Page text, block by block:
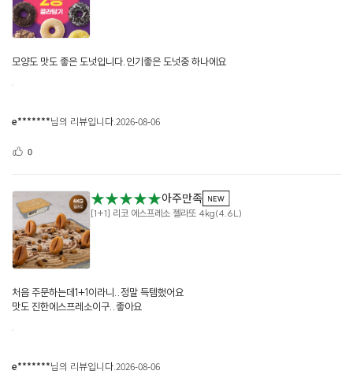
모양도 맛도 좋은 도넛입니다.인기좋은 도넛중 하나에요
e*******님의 리뷰입니다.2026-08-06
0
★★★★★아주만족
[1+1] 리코 에스프레소 젤라또 4kg(4.6L)
처음 주문하는데1+1이라니..정말 득템했어요
맛도 진한에스프레소이구..좋아요
e*******님의 리뷰입니다.2026-08-06